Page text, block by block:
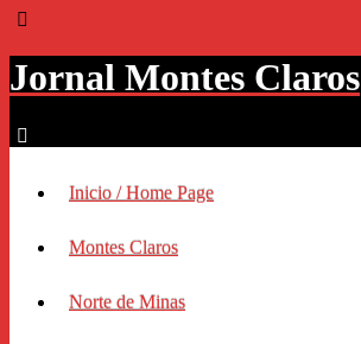
Jornal Montes Claros
Inicio / Home Page
Montes Claros
Norte de Minas